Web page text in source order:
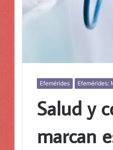
Efemérides Efemérides:
Salud y
marcan